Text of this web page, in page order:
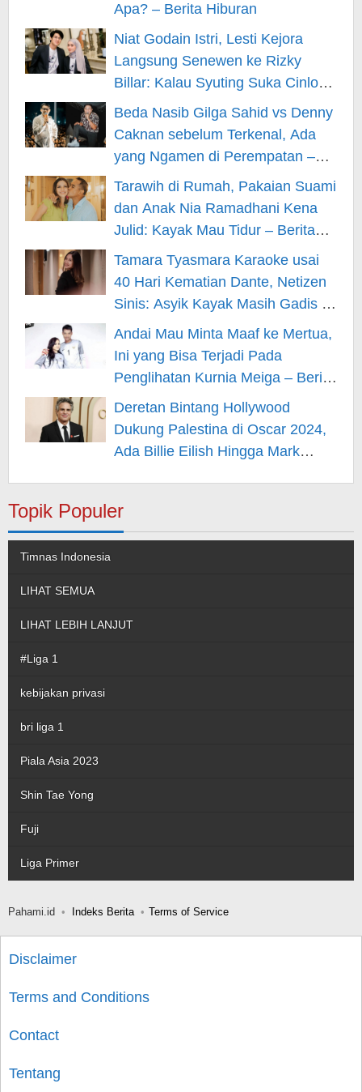
Apa? – Berita Hiburan
Niat Godain Istri, Lesti Kejora
Langsung Senewen ke Rizky
Billar: Kalau Syuting Suka Cinlok?
– Berita Hiburan
Beda Nasib Gilga Sahid vs Denny
Caknan sebelum Terkenal, Ada
yang Ngamen di Perempatan –
Berita Hiburan
Tarawih di Rumah, Pakaian Suami
dan Anak Nia Ramadhani Kena
Julid: Kayak Mau Tidur – Berita
Hiburan
Tamara Tyasmara Karaoke usai
40 Hari Kematian Dante, Netizen
Sinis: Asyik Kayak Masih Gadis –
Berita Hiburan
Andai Mau Minta Maaf ke Mertua,
Ini yang Bisa Terjadi Pada
Penglihatan Kurnia Meiga – Berita
Hiburan
Deretan Bintang Hollywood
Dukung Palestina di Oscar 2024,
Ada Billie Eilish Hingga Mark
Topik Populer
Timnas Indonesia
LIHAT SEMUA
LIHAT LEBIH LANJUT
#Liga 1
kebijakan privasi
bri liga 1
Piala Asia 2023
Shin Tae Yong
Fuji
Liga Primer
Pahami.id Indeks Berita Terms of Service
Disclaimer
Terms and Conditions
Contact
Tentang